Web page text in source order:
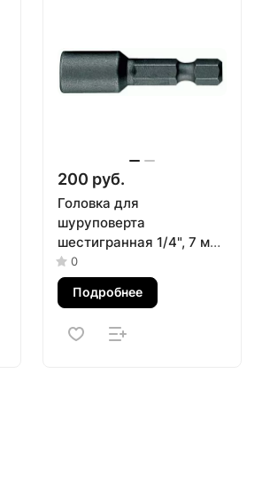
200 руб.
Головка для
шуруповерта
шестигранная 1/4", 7 мм,
L = 65 мм, магнитная
KING TONY 7616507M
0
Подробнее